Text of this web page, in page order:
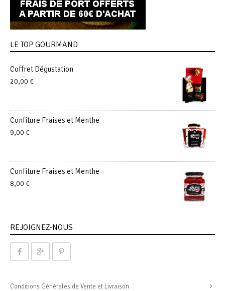
LE TOP GOURMAND
Coffret Dégustation
20,00 €
Confiture Fraises et Menthe
9,00 €
Confiture Fraises et Menthe
8,00 €
REJOIGNEZ-NOUS
Conditions Générales de Vente et Livraison